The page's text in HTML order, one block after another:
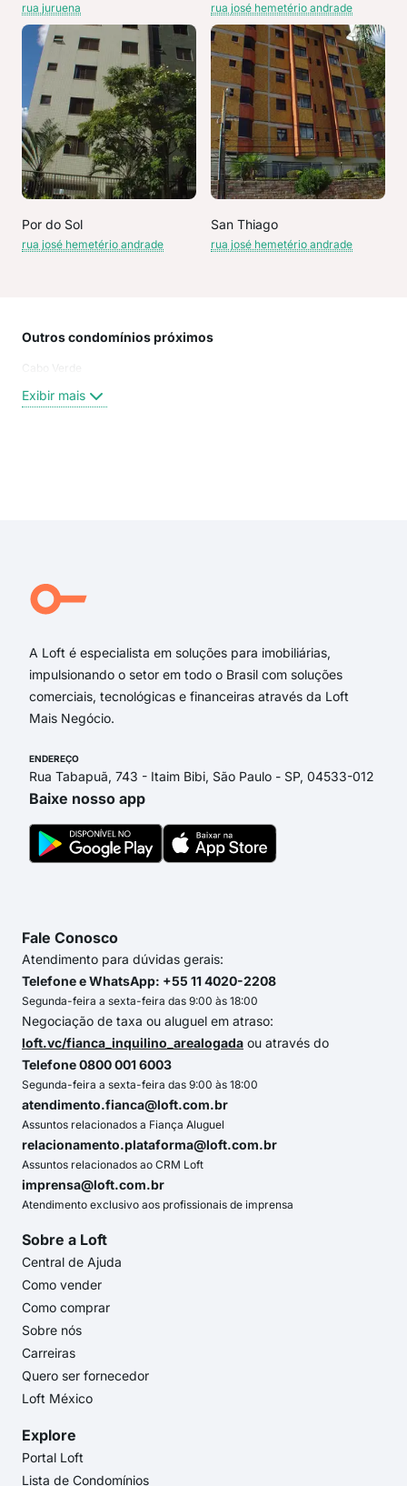
rua juruena rua josé hemetério andrade
Por do Sol
rua josé hemetério andrade
San Thiago
rua josé hemetério andrade
Outros condomínios próximos
Cabo Verde
Exibir mais
A Loft é especialista em soluções para imobiliárias,
impulsionando o setor em todo o Brasil com soluções
comerciais, tecnológicas e financeiras através da Loft
Mais Negócio.
ENDEREÇO
Rua Tabapuã, 743 - Itaim Bibi, São Paulo - SP, 04533-012
Baixe nosso app
Fale Conosco
Atendimento para dúvidas gerais:
Telefone e WhatsApp: +55 11 4020-2208
Segunda-feira a sexta-feira das 9:00 às 18:00
Negociação de taxa ou aluguel em atraso:
loft.vc/fianca_inquilino_arealogada ou através do
Telefone 0800 001 6003
Segunda-feira a sexta-feira das 9:00 às 18:00
atendimento.fianca@loft.com.br
Assuntos relacionados a Fiança Aluguel
relacionamento.plataforma@loft.com.br
Assuntos relacionados ao CRM Loft
imprensa@loft.com.br
Atendimento exclusivo aos profissionais de imprensa
Sobre a Loft
Central de Ajuda
Como vender
Como comprar
Sobre nós
Carreiras
Quero ser fornecedor
Loft México
Explore
Portal Loft
Lista de Condomínios